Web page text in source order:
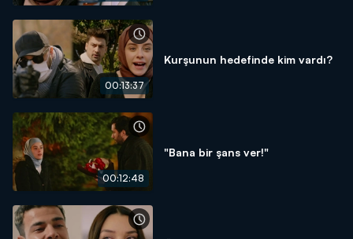
00:13:37
Kurşunun hedefinde kim vardı?
00:12:48
"Bana bir şans ver!"